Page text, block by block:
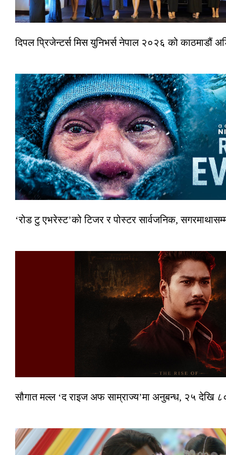
दिपल प्रिजेन्टर्स मिस युनिभर्स नेपाल २०२६ को काठमाडौं
‘रोड टु एभरेस्ट’को टिजर र पोस्टर सार्वजनिक,
सौगात मल्ल ‘द राइज अफ साम्राज्य’मा अनुबन्ध, २५ देखि